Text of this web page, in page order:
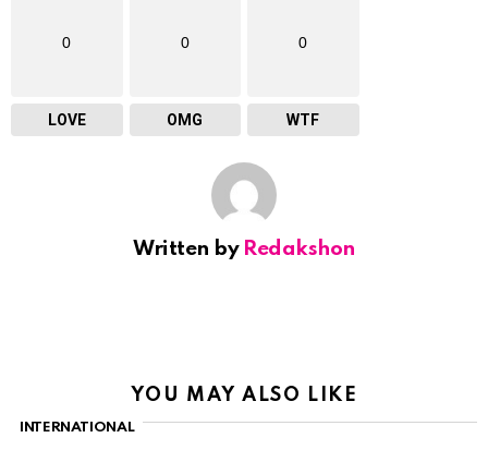
0
LOVE
0
OMG
0
WTF
Written by Redakshon
YOU MAY ALSO LIKE
INTERNATIONAL